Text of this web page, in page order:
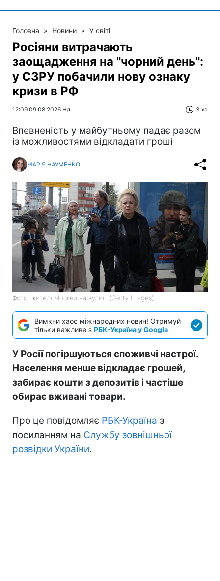
Головна » Новини » У світі
Росіяни витрачають
заощадження на "чорний день":
у СЗРУ побачили нову ознаку
кризи в РФ
12:09 09.08.2026 Нд 3 хв
Впевненість у майбутньому падає разом
із можливостями відкладати гроші
МАРІЯ НАУМЕНКО
Фото: жителі Москви на вулиці (Getty Images)
Вимкни хаос міжнародних новин! Отримуй
тільки важливе з РБК-Україна у Google
У Росії погіршуються споживчі настрої.
Населення менше відкладає грошей,
забирає кошти з депозитів і частіше
обирає вживані товари.
Про це повідомляє РБК-Україна з
посиланням на Службу зовнішньої
розвідки України.